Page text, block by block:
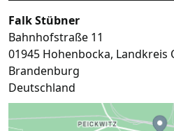
Falk Stübner
Bahnhofstraße 11
01945 Hohenbocka, Landkreis
Brandenburg
Deutschland